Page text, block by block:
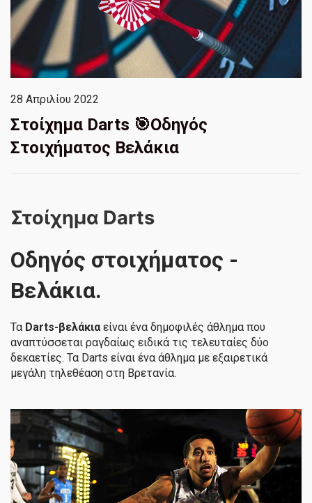
28 Απριλίου 2022
Στοίχημα Darts 🎯Οδηγός
Στοιχήματος Βελάκια
Στοίχημα Darts
Οδηγός στοιχήματος -
Βελάκια.
Τα Darts-βελάκιαείναι ένα δημοφιλές άθλημα που
αναπτύσσεται ραγδαίως ειδικά τις τελευταίες δύο
δεκαετίες. Τα Darts είναι ένα άθλημα με εξαιρετικά
μεγάλη τηλεθέαση στη Βρετανία.